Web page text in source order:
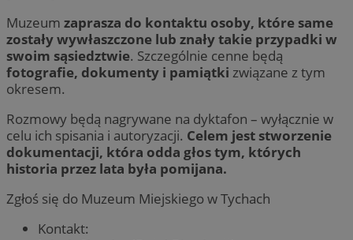
Muzeum zaprasza do kontaktu osoby, które same
zostały wywłaszczone lub znały takie przypadki w
swoim sąsiedztwie. Szczególnie cenne będą
fotografie, dokumenty i pamiątki związane z tym
okresem.
Rozmowy będą nagrywane na dyktafon – wyłącznie w
celu ich spisania i autoryzacji. Celem jest stworzenie
dokumentacji, która odda głos tym, których
historia przez lata była pomijana.
Zgłoś się do Muzeum Miejskiego w Tychach
Kontakt: